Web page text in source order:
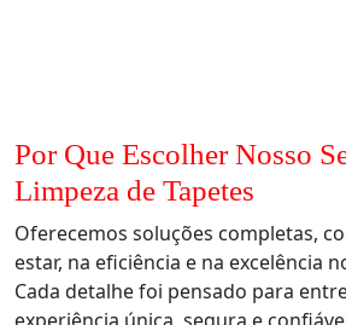
Por Que Escolher Nosso
Limpeza de Tapetes
Oferecemos soluções completas,
estar, na eficiência e na excelência
Cada detalhe foi pensado para